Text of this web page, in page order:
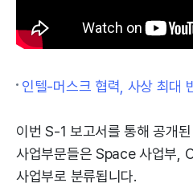
인텔-머스크 협력, 사상 최대
이번 S-1 보고서를 통해 공개
사업부문들은 Space 사업부,
사업부로 분류됩니다.